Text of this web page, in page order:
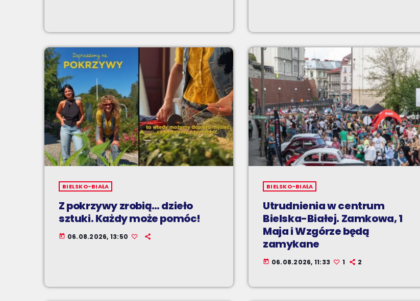
BIELSKO-BIAŁA
Z pokrzywy zrobią… dzieło
sztuki. Każdy może pomóc!
today 06.08.2026, 13:50
BIELSKO-BIAŁA
Utrudnienia w centrum
Bielska-Białej. Zamkowa, 1
Maja i Wzgórze będą
zamykane
today 06.08.2026, 11:33 1 2